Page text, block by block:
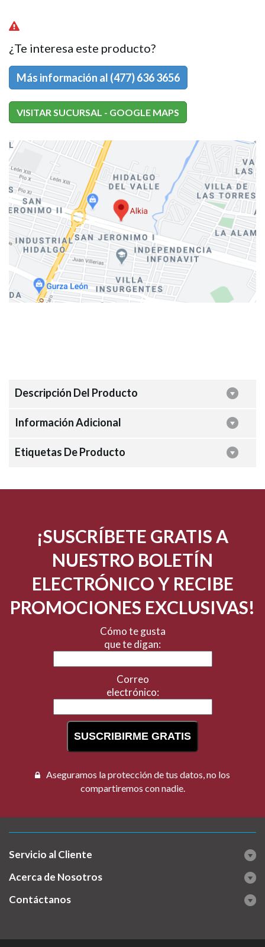
¿Te interesa este producto?
Más información al (477) 636 3656
VISITAR SUCURSAL - GOOGLE MAPS
Descripción Del Producto
Información Adicional
Etiquetas De Producto
¡SUSCRÍBETE GRATIS A
NUESTRO BOLETÍN
ELECTRÓNICO Y RECIBE
PROMOCIONES EXCLUSIVAS!
Cómo te gusta
que te digan:
Correo
electrónico:
SUSCRIBIRME GRATIS
Aseguramos la protección de tus datos, no los
compartiremos con nadie.
Servicio al Cliente
Acerca de Nosotros
Contáctanos